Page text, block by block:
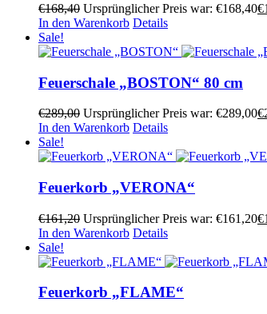
€168,40 Ursprünglicher Preis war: €168,40€
In den Warenkorb Details
Sale!
Feuerschale „BOSTON“ 80 cm
€289,00 Ursprünglicher Preis war: €289,00€
In den Warenkorb Details
Sale!
Feuerkorb „VERONA“
€161,20 Ursprünglicher Preis war: €161,20€
In den Warenkorb Details
Sale!
Feuerkorb „FLAME“